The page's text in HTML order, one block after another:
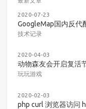
2020-07-23
GoogleMap国内反代
技术记录
2020-04-03
动物森友会开启复活
玩玩游戏
2020-02-03
php curl 浏览器访问